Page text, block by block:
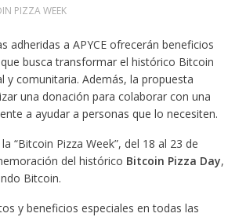
PIZZA WEEK
adheridas a APYCE ofrecerán beneficios
busca transformar el histórico Bitcoin
y comunitaria. Además, la propuesta
una donación para colaborar con una
a ayudar a personas que lo necesiten.
la “Bitcoin Pizza Week”, del 18 al 23 de
del histórico Bitcoin Pizza Day,
Bitcoin.
y beneficios especiales en todas las